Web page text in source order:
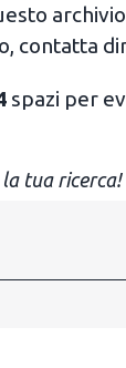
contatta
spazi per
la tua